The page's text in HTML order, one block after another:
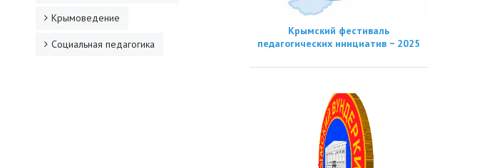
Крымоведение
Социальная педагогика
Крымский фестиваль
педагогических инициатив − 2025